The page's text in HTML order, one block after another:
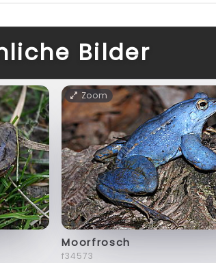
Bilder
Zoom
Moorfrosch
f34573